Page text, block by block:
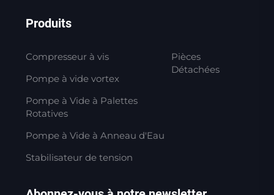
Produits
Compresseur à vis
Pompe à vide vortex
Pompe à Vide à Palettes
Rotatives
Pompe à Vide à Anneau d'Eau
Stabilisateur de tension
Pièces
Détachées